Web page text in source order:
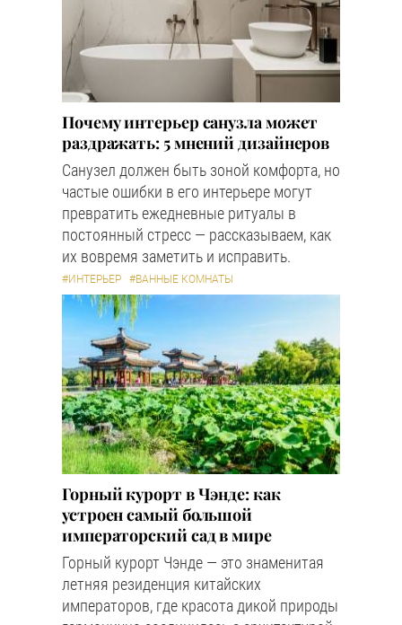
Почему интерьер санузла может
раздражать: 5 мнений дизайнеров
Санузел должен быть зоной комфорта, но
частые ошибки в его интерьере могут
превратить ежедневные ритуалы в
постоянный стресс — рассказываем, как
их вовремя заметить и исправить.
#ИНТЕРЬЕР #ВАННЫЕ КОМНАТЫ
Горный курорт в Чэнде: как
устроен самый большой
императорский сад в мире
Горный курорт Чэнде — это знаменитая
летняя резиденция китайских
императоров, где красота дикой природы